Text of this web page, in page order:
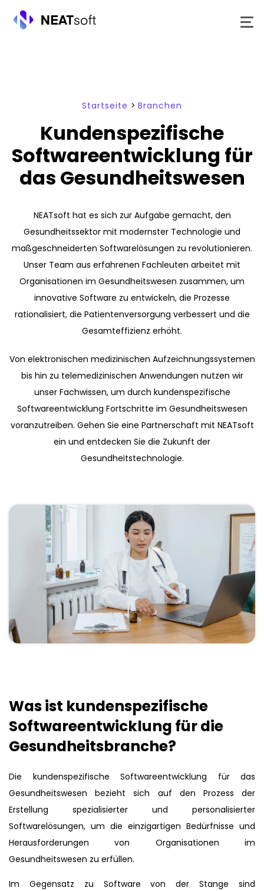
Startseite > Branchen
Kundenspezifische
Softwareentwicklung für
das Gesundheitswesen
NEATsoft hat es sich zur Aufgabe gemacht, den
Gesundheitssektor mit modernster Technologie und
maßgeschneiderten Softwarelösungen zu revolutionieren.
Unser Team aus erfahrenen Fachleuten arbeitet mit
Organisationen im Gesundheitswesen zusammen, um
innovative Software zu entwickeln, die Prozesse
rationalisiert, die Patientenversorgung verbessert und die
Gesamteffizienz erhöht.
Von elektronischen medizinischen Aufzeichnungssystemen
bis hin zu telemedizinischen Anwendungen nutzen wir
unser Fachwissen, um durch kundenspezifische
Softwareentwicklung Fortschritte im Gesundheitswesen
voranzutreiben. Gehen Sie eine Partnerschaft mit NEATsoft
ein und entdecken Sie die Zukunft der
Gesundheitstechnologie.
Was ist kundenspezifische
Softwareentwicklung für die
Gesundheitsbranche?
Die kundenspezifische Softwareentwicklung für das
Gesundheitswesen bezieht sich auf den Prozess der
Erstellung spezialisierter und personalisierter
Softwarelösungen, um die einzigartigen Bedürfnisse und
Herausforderungen von Organisationen im
Gesundheitswesen zu erfüllen.
Im Gegensatz zu Software von der Stange sind